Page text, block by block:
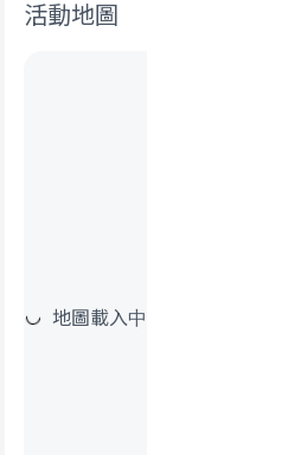
活動地圖
地圖載入中